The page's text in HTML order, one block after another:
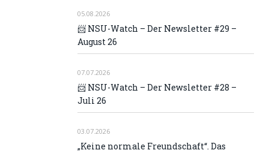
05.08.2026
📨 NSU-Watch – Der Newsletter #29 –
August 26
07.07.2026
📨 NSU-Watch – Der Newsletter #28 –
Juli 26
03.07.2026
„Keine normale Freundschaft“. Das